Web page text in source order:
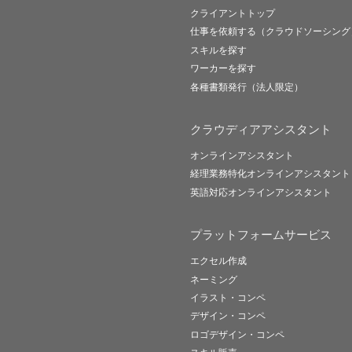
クライアントトップ
仕事を依頼する（クラウドソーシング
スキルを探す
ワーカーを探す
各種書類発行（法人限定）
クラウディアアシスタント
オンラインアシスタント
経理業務特化オンラインアシスタント
英語対応オンラインアシスタント
プラットフォームサービス
エクセル作成
ネーミング
イラスト・コンペ
デザイン・コンペ
ロゴデザイン・コンペ